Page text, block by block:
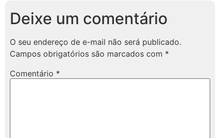
Deixe um comentário
O seu endereço de e-mail não será publicado.
Campos obrigatórios são marcados com *
Comentário *